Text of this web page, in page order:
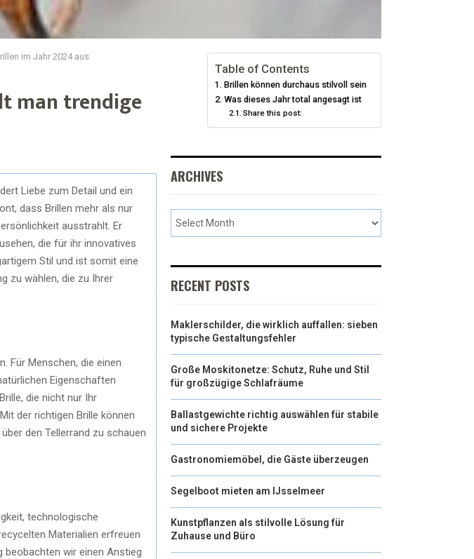
im Jahr 2024 aus
man trendige
Liebe zum Detail und ein
dass Brillen mehr als nur
ausstrahlt. Er
die für ihr innovatives
Stil und ist somit eine
zu wählen, die zu Ihrer
Für Menschen, die einen
Eigenschaften
die nicht nur Ihr
der richtigen Brille können
den Tellerrand zu schauen
technologische
Materialien erfreuen
beobachten wir einen Anstieg
Table of Contents
Brillen können durchaus stilvoll sein
Was dieses Jahr total angesagt ist
Share this post:
ARCHIVES
RECENT POSTS
Maklerschilder, die wirklich auffallen: sieben
typische Gestaltungsfehler
Große Moskitonetze: Schutz, Ruhe und Stil
für großzügige Schlafräume
Ballastgewichte richtig auswählen für stabile
und sichere Projekte
Gastronomiemöbel, die Gäste überzeugen
Segelboot mieten am IJsselmeer
Kunstpflanzen als stilvolle Lösung für
Zuhause und Büro